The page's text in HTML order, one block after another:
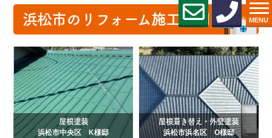
MENU
浜松市のリフォーム施工事例
屋根塗装
浜松市中央区 K様邸
屋根葺き替え・外壁塗装
浜松市浜名区 O様邸